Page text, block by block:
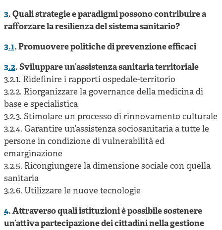
3. Quali strategie e paradigmi possono contribuire a
rafforzare la resilienza del sistema sanitario?
3.1. Promuovere politiche di prevenzione efficaci
3.2. Sviluppare un’assistenza sanitaria territoriale
3.2.1. Ridefinire i rapporti ospedale-territorio
3.2.2. Riorganizzare la governance della medicina di
base e specialistica
3.2.3. Stimolare un processo di rinnovamento culturale
3.2.4. Garantire un’assistenza sociosanitaria a tutte le
persone in condizione di vulnerabilità ed
emarginazione
3.2.5. Ricongiungere la dimensione sociale con quella
sanitaria
3.2.6. Utilizzare le nuove tecnologie
4. Attraverso quali istituzioni è possibile sostenere
un’attiva partecipazione dei cittadini nella gestione